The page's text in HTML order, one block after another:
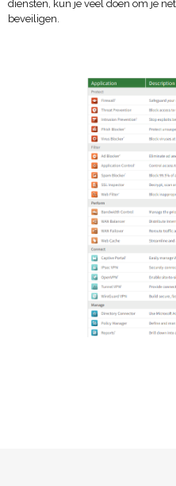
diensten, kun je veel doen om je
beveiligen.